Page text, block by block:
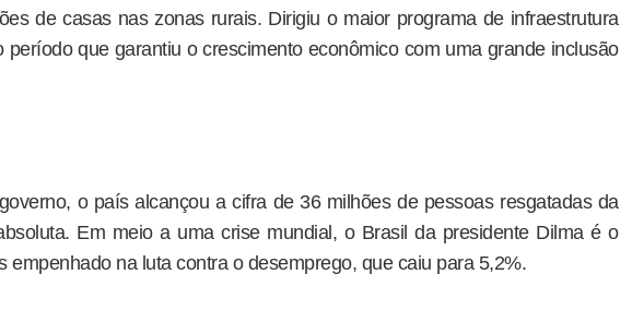
de casas nas zonas rurais. Dirigiu o maior programa de infraestrutura
período que garantiu o crescimento econômico com uma grande inclusão
o país alcançou a cifra de 36 milhões de pessoas resgatadas da
Em meio a uma crise mundial, o Brasil da presidente Dilma é o
empenhado na luta contra o desemprego, que caiu para 5,2%.